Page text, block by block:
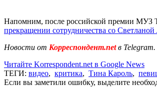
Напомним, после российской премии МУЗ
прекращении сотрудничества со
Новости от Корреспондент.netв
Читайте Korrespondent.net в Google News
ТЕГИ: видео, критика, Тина Кароль,
Если вы заметили ошибку, выделите